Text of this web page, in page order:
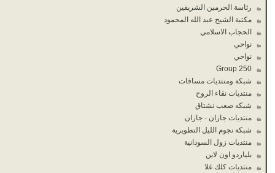
رئاسة الحرمين الشريفين
مكتبة الشيخ عبد الله المحمود
الحجاب الاسلامي
نواحي
نواحي
Group 250
شبكة ومنتديات مسافات
منتديات نقاء الروح
شبكه صعب نشتاق
منتديات جازان - جازان
شبكة نجوم الليل التطويرية
منتديات زول السودانية
بلياردو اون لاين
منتديات كلك غلا